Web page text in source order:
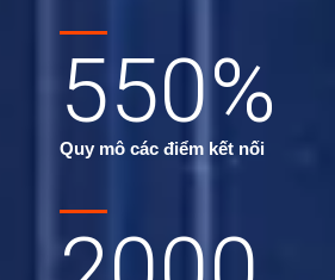
550%
Quy mô các điểm kết nối